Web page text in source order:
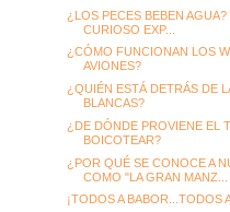
¿LOS PECES BEBEN AGUA?
CURIOSO EXP...
¿CÓMO FUNCIONAN LOS
AVIONES?
¿QUIÉN ESTÁ DETRÁS DE
BLANCAS?
¿DE DÓNDE PROVIENE EL
BOICOTEAR?
¿POR QUÉ SE CONOCE A
COMO "LA GRAN MANZ...
¡TODOS A BABOR...TODOS